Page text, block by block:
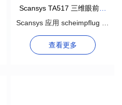
Scansys TA517 三维眼前节
分析系统
Scansys 应用 scheimpflug 相
机进行更精确的诊断
查看更多